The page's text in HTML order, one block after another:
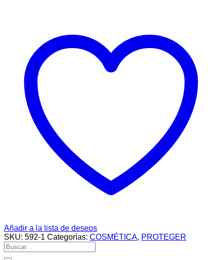
Añadir a la lista de deseos
SKU: 592-1 Categorías: COSMÉTICA, PROTEGER
Buscar
por: